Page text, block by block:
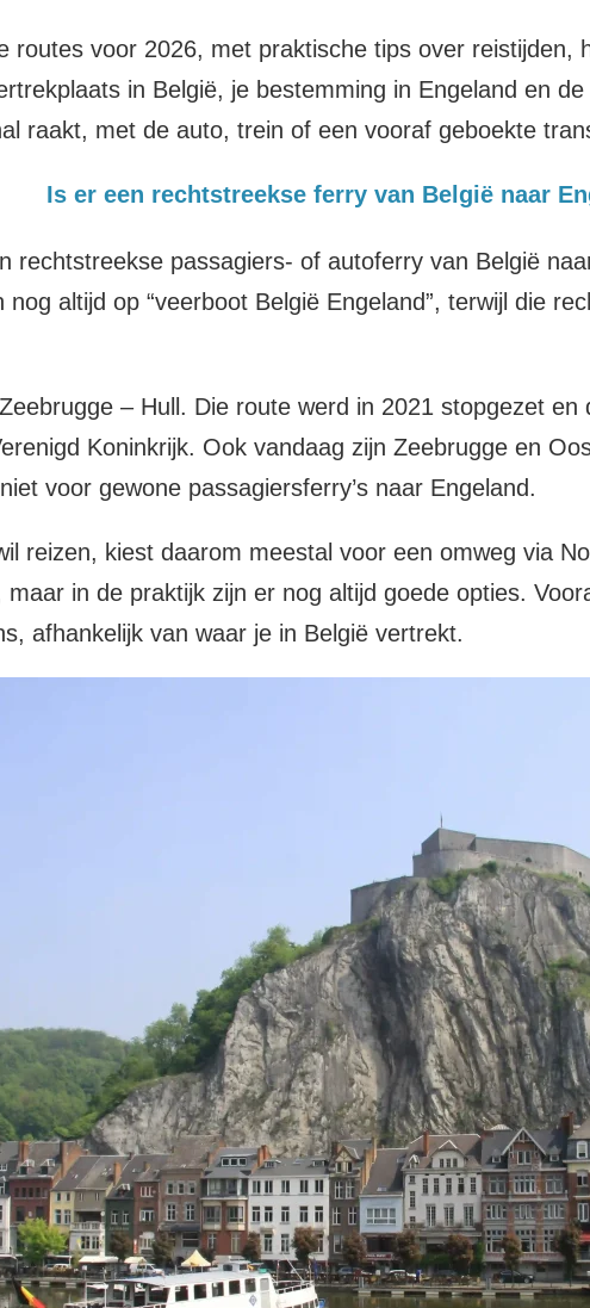
routes voor 2026, met praktische tips over
in België, je bestemming in Engeland en
raakt, met de auto, trein of een vooraf geboekte
Is er een rechtstreekse ferry van België naar
rechtstreekse passagiers- of autoferry van België
altijd op “veerboot België Engeland”, terwijl die
– Hull. Die route werd in 2021 stopgezet
Koninkrijk. Ook vandaag zijn Zeebrugge en
voor gewone passagiersferry’s naar Engeland.
reizen, kiest daarom meestal voor een omweg via
in de praktijk zijn er nog altijd goede opties.
afhankelijk van waar je in België vertrekt.